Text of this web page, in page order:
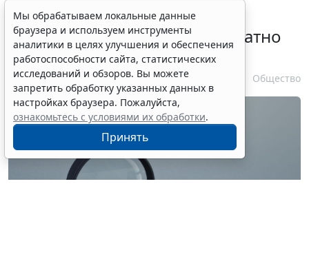
Временное удостоверение
личности оформляется бесплатно
при утрате паспорта
7 августа 2026 17:55 Общество
Мы обрабатываем локальные данные
браузера и используем инструменты
аналитики в целях улучшения и обеспечения
работоспособности сайта, статистических
исследований и обзоров. Вы можете
запретить обработку указанных данных в
настройках браузера. Пожалуйста,
ознакомьтесь с условиями их обработки.
Принять